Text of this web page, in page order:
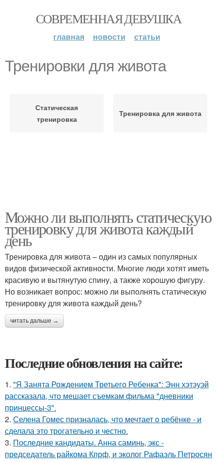
СОВРЕМЕННАЯ ДЕВУШКА
главная новости статьи
Тренировки для живота
Статическая
тренировка
Тренировка для живота
Можно ли выполнять статическую
тренировку для живота каждый
день
Тренировка для живота – один из самых популярных
видов физической активности. Многие люди хотят иметь
красивую и вытянутую спину, а также хорошую фигуру.
Но возникает вопрос: можно ли выполнять статическую
тренировку для живота каждый день?
читать дальше →
Последние обновления на сайте:
1. "Я Занята Рождением Третьего Ребенка": Энн хэтэуэй
рассказала, что мешает съемкам фильма "дневники
принцессы-3".
2. Селена Гомес призналась, что мечтает о ребёнке - и
сделала это трогательно и честно.
3. Последние кандидаты. Анна саминь, экс -
председатель райкома Кпрф, и эколог Рафаэль Петросян